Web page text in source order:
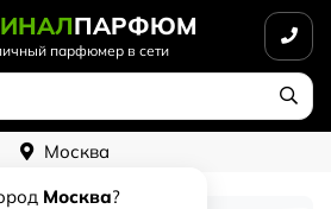
ПАРФЮМ
парфюмер в сети
Москва
Москва?